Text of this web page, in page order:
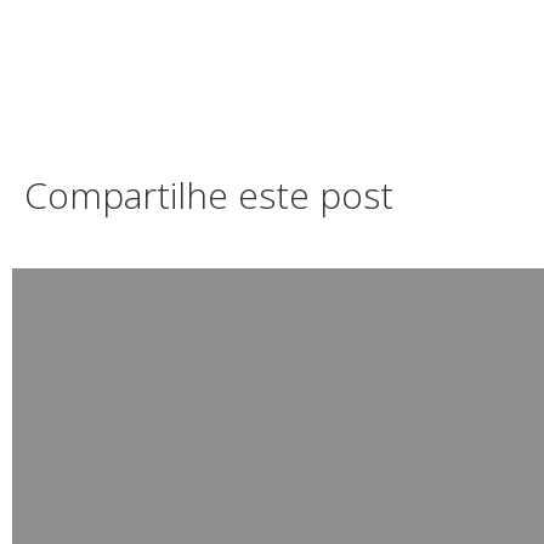
Compartilhe este post